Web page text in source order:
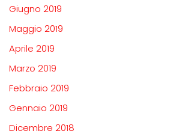
Giugno 2019
Maggio 2019
Aprile 2019
Marzo 2019
Febbraio 2019
Gennaio 2019
Dicembre 2018